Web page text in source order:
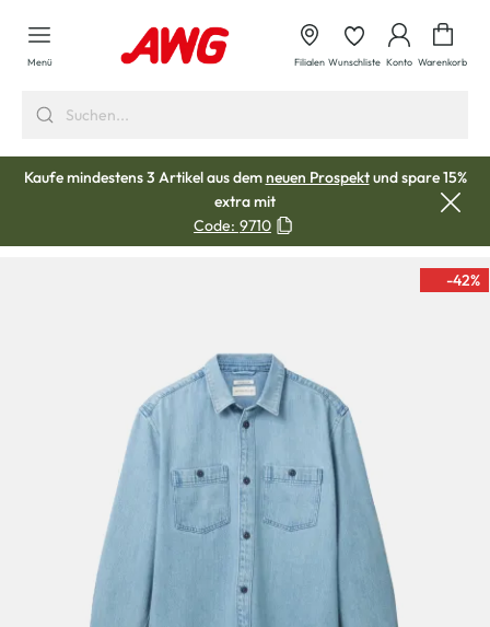
springen
Menü Filialen Wunschliste Konto Warenkorb
Kaufe mindestens 3 Artikel aus demneuen Prospektund spare 15%
extra mit
Code: 9710
-42%